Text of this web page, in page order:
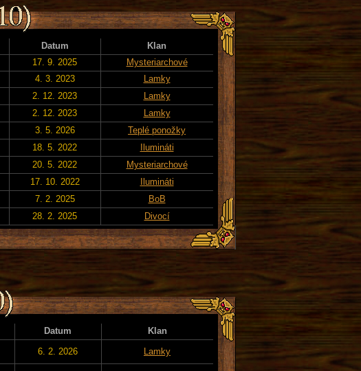
Datum
Klan
17. 9. 2025
Mysteriarchové
4. 3. 2023
Lamky
2. 12. 2023
Lamky
2. 12. 2023
Lamky
3. 5. 2026
Teplé ponožky
18. 5. 2022
Ilumináti
20. 5. 2022
Mysteriarchové
17. 10. 2022
Ilumináti
7. 2. 2025
BoB
28. 2. 2025 Divocí
Datum
Klan
6. 2. 2026 Lamky